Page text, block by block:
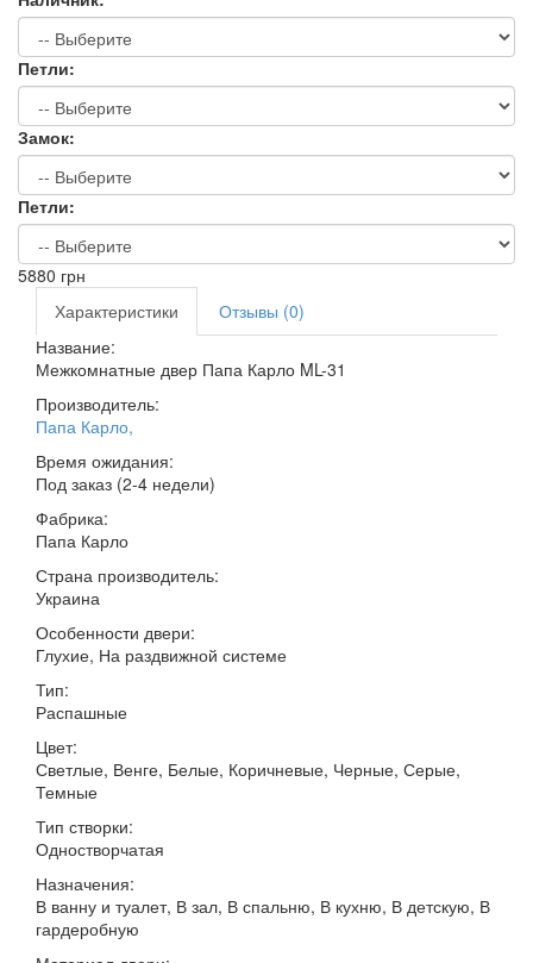
Петли:
Замок:
Петли:
5880 грн
Характеристики
Отзывы (0)
Название:
Межкомнатные двер Папа Карло ML-31
Производитель:
Папа Карло,
Время ожидания:
Под заказ (2-4 недели)
Фабрика:
Папа Карло
Страна производитель:
Украина
Особенности двери:
Глухие, На раздвижной системе
Тип:
Распашные
Цвет:
Светлые, Венге, Белые, Коричневые, Черные, Серые,
Темные
Тип створки:
Одностворчатая
Назначения:
В ванну и туалет, В зал, В спальню, В кухню, В детскую, В
гардеробную